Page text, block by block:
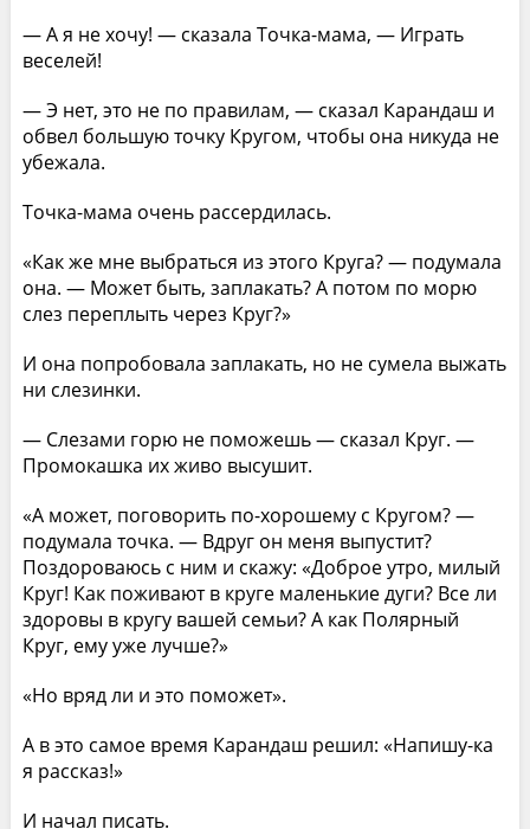
— А я не хочу! — сказала Точка-мама, — Играть
веселей!
— Э нет, это не по правилам, — сказал Карандаш и
обвел большую точку Кругом, чтобы она никуда не
убежала.
Точка-мама очень рассердилась.
«Как же мне выбраться из этого Круга? — подумала
она. — Может быть, заплакать? А потом по морю
слез переплыть через Круг?»
И она попробовала заплакать, но не сумела выжать
ни слезинки.
— Слезами горю не поможешь — сказал Круг. —
Промокашка их живо высушит.
«А может, поговорить по-хорошему с Кругом? —
подумала точка. — Вдруг он меня выпустит?
Поздороваюсь с ним и скажу: «Доброе утро, милый
Круг! Как поживают в круге маленькие дуги? Все ли
здоровы в кругу вашей семьи? А как Полярный
Круг, ему уже лучше?»
«Но вряд ли и это поможет».
А в это самое время Карандаш решил: «Напишу-ка
я рассказ!»
И начал писать.